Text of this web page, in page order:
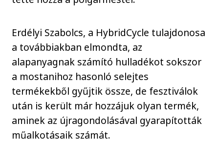
Erdélyi Szabolcs, a HybridCycle tulajdonosa
a továbbiakban elmondta, az
alapanyagnak számító hulladékot sokszor
a mostanihoz hasonló selejtes
termékekből gyűjtik össze, de fesztiválok
után is került már hozzájuk olyan termék,
aminek az újragondolásával gyarapították
műalkotásaik számát.